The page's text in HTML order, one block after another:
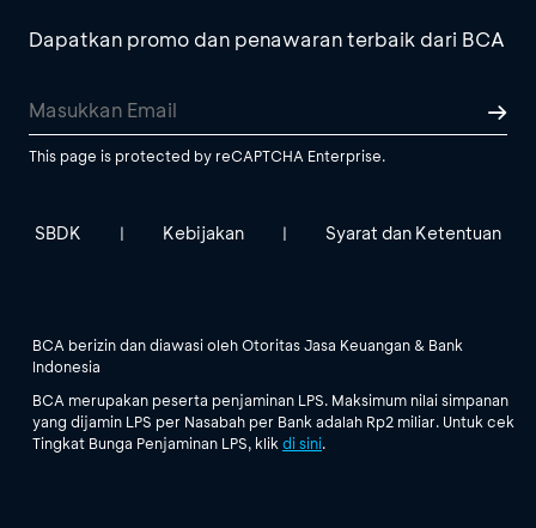
Dapatkan promo dan penawaran terbaik dari BCA
This page is protected by reCAPTCHA Enterprise.
SBDK | Kebijakan | Syarat dan Ketentuan
BCA berizin dan diawasi oleh Otoritas Jasa Keuangan & Bank
Indonesia
BCA merupakan peserta penjaminan LPS. Maksimum nilai simpanan
yang dijamin LPS per Nasabah per Bank adalah Rp2 miliar. Untuk cek
Tingkat Bunga Penjaminan LPS, klik di sini.